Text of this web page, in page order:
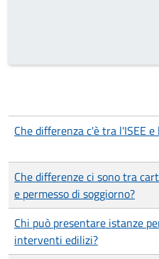
Che differenza c'è tra l'ISEE e
Che differenze ci sono tra
e permesso di soggiorno?
Chi può presentare istanze
interventi edilizi?